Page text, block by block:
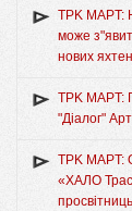
TPK MAPT:
може
нових
TPK MAPT:
"Діалог"
TPK MAPT:
«ХАЛО